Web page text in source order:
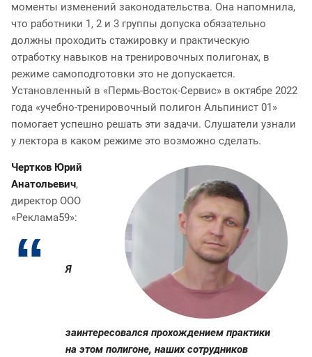
моменты изменений законодательства. Она напомнила,
что работники 1, 2 и 3 группы допуска обязательно
должны проходить стажировку и практическую
отработку навыков на тренировочных полигонах, в
режиме самоподготовки это не допускается.
Установленный в «Пермь-Восток-Сервис» в октябре 2022
года «учебно-тренировочный полигон Альпинист 01»
помогает успешно решать эти задачи. Слушатели узнали
у лектора в каком режиме это возможно сделать.
Чертков Юрий
Анатольевич,
директор ООО
«Реклама59»:
Я
заинтересовался прохождением практики
на этом полигоне, наших сотрудников